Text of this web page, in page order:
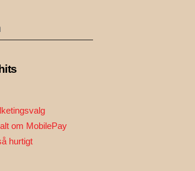
om MobilePay
hurtigt